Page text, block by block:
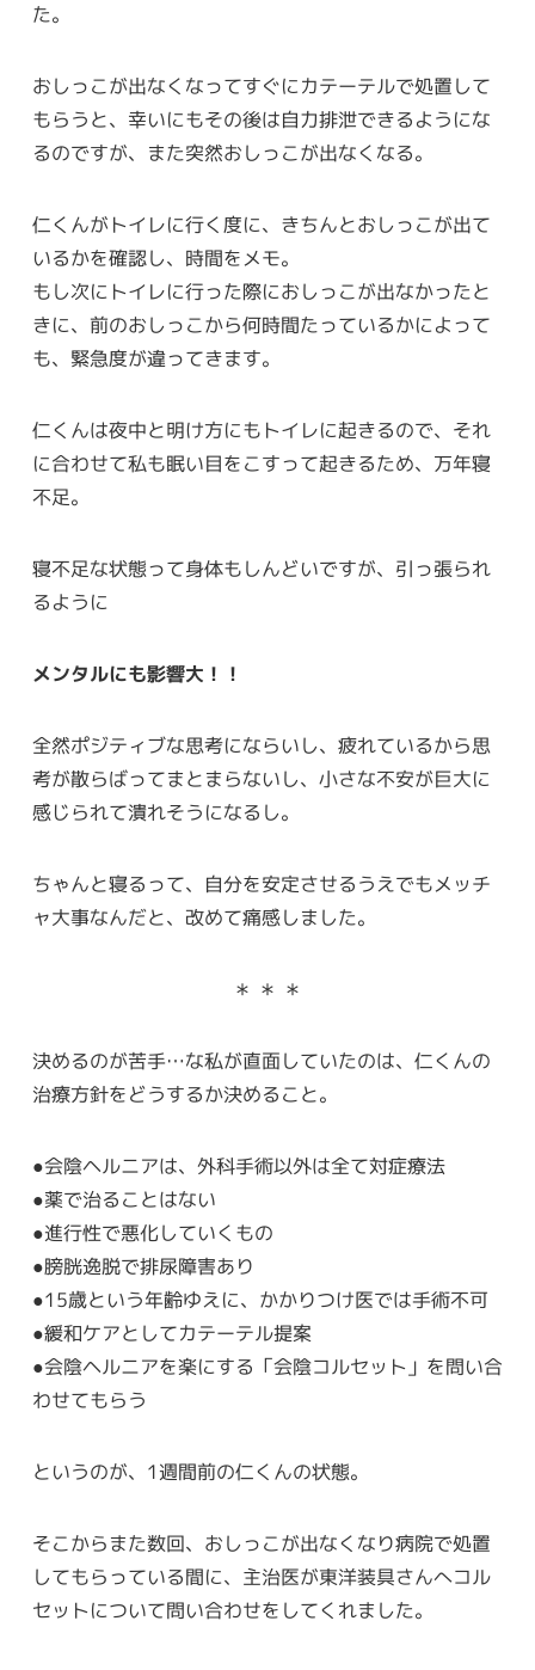
た。
おしっこが出なくなってすぐにカテーテルで処置して
もらうと、幸いにもその後は自力排泄できるようにな
るのですが、また突然おしっこが出なくなる。
仁くんがトイレに行く度に、きちんとおしっこが出て
いるかを確認し、時間をメモ。
もし次にトイレに行った際におしっこが出なかったと
きに、前のおしっこから何時間たっているかによって
も、緊急度が違ってきます。
仁くんは夜中と明け方にもトイレに起きるので、それ
に合わせて私も眠い目をこすって起きるため、万年寝
不足。
寝不足な状態って身体もしんどいですが、引っ張られ
るように
メンタルにも影響大！！
全然ポジティブな思考にならいし、疲れているから思
考が散らばってまとまらないし、小さな不安が巨大に
感じられて潰れそうになるし。
ちゃんと寝るって、自分を安定させるうえでもメッチ
ャ大事なんだと、改めて痛感しました。
＊ ＊ ＊
決めるのが苦手…な私が直面していたのは、仁くんの
治療方針をどうするか決めること。
●会陰ヘルニアは、外科手術以外は全て対症療法
●薬で治ることはない
●進行性で悪化していくもの
●膀胱逸脱で排尿障害あり
●15歳という年齢ゆえに、かかりつけ医では手術不可
●緩和ケアとしてカテーテル提案
●会陰ヘルニアを楽にする「会陰コルセット」を問い合
わせてもらう
というのが、1週間前の仁くんの状態。
そこからまた数回、おしっこが出なくなり病院で処置
してもらっている間に、主治医が東洋装具さんへコル
セットについて問い合わせをしてくれました。